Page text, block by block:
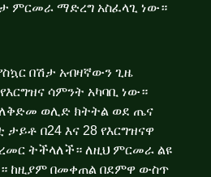
ምርመራ ማድረግ አስፈላጊ ነው።
በሽታ አብዛኛውን ጊዜ
ሳምንት አካባቢ ነው።
ለቅድመ ወሊድ ክትትል ወደ ጤና
በ24 እና 28 የእርግዝናዋ
ትችላለች። ለዚህ ምርመራ ልዩ
ከዚያም በመቀጠል በደምዋ ውስጥ